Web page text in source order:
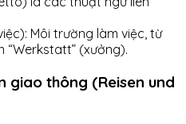
Môi trường làm việc, từ
“Werkstatt” (xưởng).
giao thông (Reisen und